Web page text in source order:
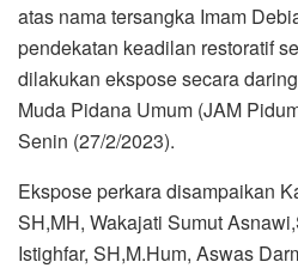
atas nama tersangka Imam
pendekatan keadilan restoratif
dilakukan ekspose secara
Muda Pidana Umum (JAM
Senin (27/2/2023).
Ekspose perkara disampaikan
SH,MH, Wakajati Sumut
Istighfar, SH,M.Hum, Aswas